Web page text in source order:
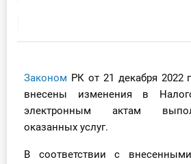
Вебинары
Участник ВЭД
Законом РК от 21 декабря
внесены изменения в
электронным актам
оказанных услуг.
В соответствии с